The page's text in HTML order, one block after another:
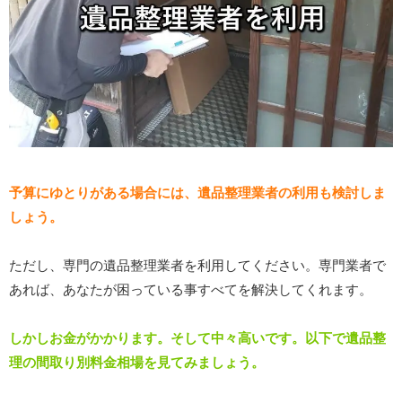
予算にゆとりがある場合には、遺品整理業者の利用も検討しま
しょう。
ただし、専門の遺品整理業者を利用してください。専門業者で
あれば、あなたが困っている事すべてを解決してくれます。
しかしお金がかかります。そして中々高いです。以下で遺品整
理の間取り別料金相場を見てみましょう。